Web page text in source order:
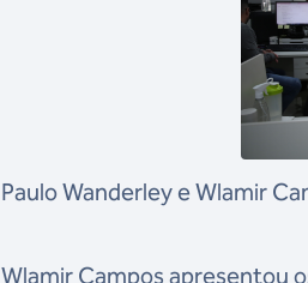
Paulo Wanderley e Wlamir
Wlamir Campos apresentou